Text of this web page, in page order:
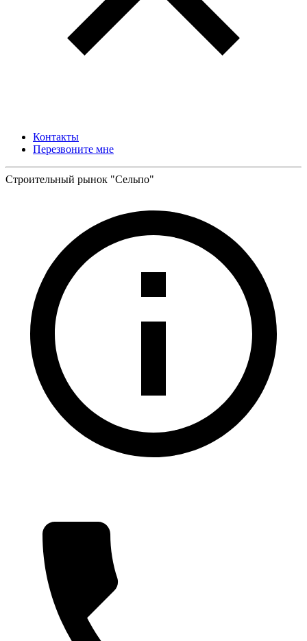
Контакты
Перезвоните мне
Строительный рынок "Сельпо"